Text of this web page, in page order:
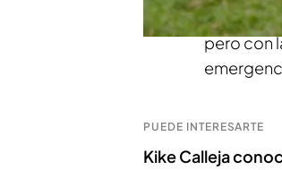
ocasión,
pero con
PUEDE INTERESARTE
Kike Calleja